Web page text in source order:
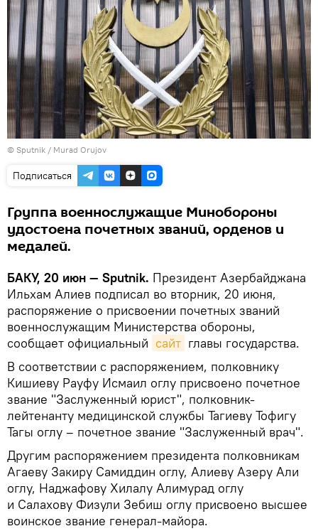
© Sputnik / Murad Orujov
Подписаться
Группа военнослужащие Минобороны
удостоена почетных званий, орденов и
медалей.
БАКУ, 20 июн — Sputnik. Президент Азербайджана
Ильхам Алиев подписал во вторник, 20 июня,
распоряжение о присвоении почетных званий
военнослужащим Министерства обороны,
сообщает официальный сайт главы государства.
В соответствии с распоряжением, полковнику
Кишиеву Рауфу Исмаил оглу присвоено почетное
звание "Заслуженный юрист", полковник-
лейтенанту медицинской службы Тагиеву Тофигу
Тагы оглу – почетное звание "Заслуженный врач".
Другим распоряжением президента полковникам
Агаеву Закиру Самиддин оглу, Алиеву Азеру Али
оглу, Наджафову Хилалу Алимурад оглу
и Салахову Физули Зебиш оглу присвоено высшее
воинское звание генерал-майора.